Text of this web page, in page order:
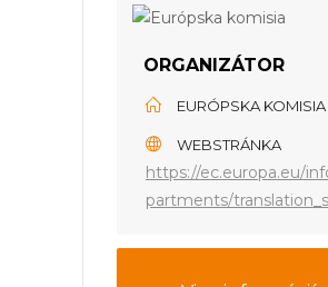
ORGANIZÁTOR
EURÓPSKA KOMISIA
WEBSTRÁNKA
https://ec.europa.eu/
partments/